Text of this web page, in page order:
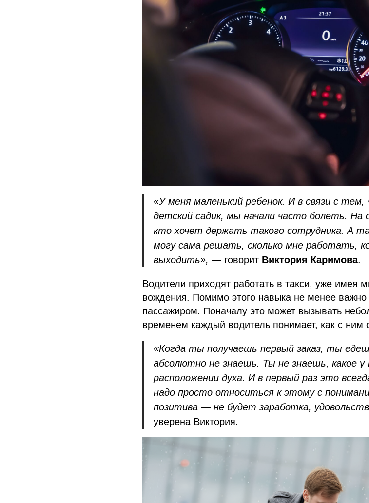
«У меня маленький ребенок. И в связи с
детский садик, мы начали часто болеть.
кто хочет держать такого сотрудника. А
могу сама решать, сколько мне работать,
выходить», — говорит Виктория Каримова.
Водители приходят работать в такси, уже имея
вождения. Помимо этого навыка не менее важно
пассажиром. Поначалу это может вызывать
временем каждый водитель понимает, как с ним
«Когда ты получаешь первый заказ, ты
абсолютно не знаешь. Ты не знаешь, какое у
расположении духа. И в первый раз это
надо просто относиться к этому с
позитива — не будет заработка,
уверена Виктория.